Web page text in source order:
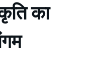
का